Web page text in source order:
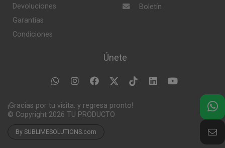
Devoluciones
Garantías
Condiciones
Boletín
Únete
¡Gracias por tu visita. y regresa pronto!
© Copyright 2026 TU PRODUCTO
By SUBLIMESOLUTIONS.com